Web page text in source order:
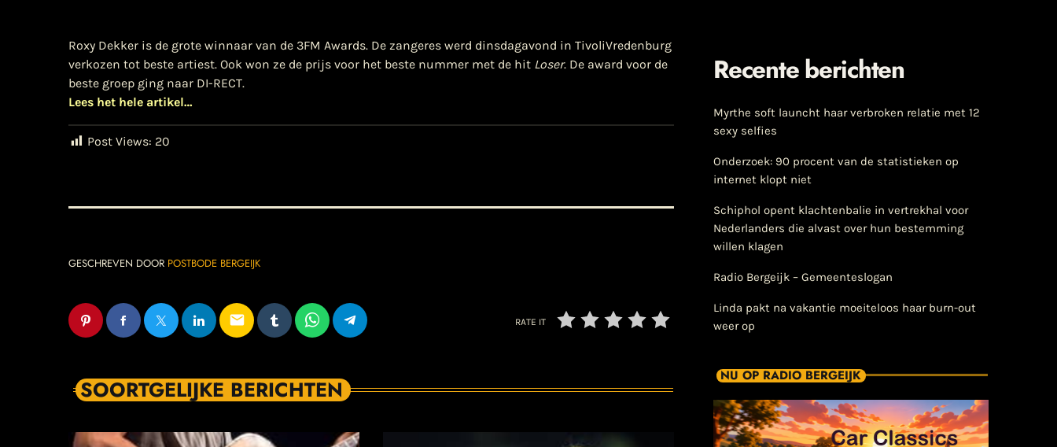
Roxy Dekker is de grote winnaar van de 3FM Awards. De zangeres werd dinsdagavond in TivoliVredenburg
verkozen tot beste artiest. Ook won ze de prijs voor het beste nummer met de hit Loser. De award voor de
beste groep ging naar DI-RECT.
Lees het hele artikel…
Post Views: 20
GESCHREVEN DOOR POSTBODE BERGEIJK
email RATE IT
SOORTGELIJKE BERICHTEN
Recente berichten
Myrthe soft launcht haar verbroken relatie met 12
sexy selfies
Onderzoek: 90 procent van de statistieken op
internet klopt niet
Schiphol opent klachtenbalie in vertrekhal voor
Nederlanders die alvast over hun bestemming
willen klagen
Radio Bergeijk – Gemeenteslogan
Linda pakt na vakantie moeiteloos haar burn-out
weer op
NU OP RADIO BERGEIJK